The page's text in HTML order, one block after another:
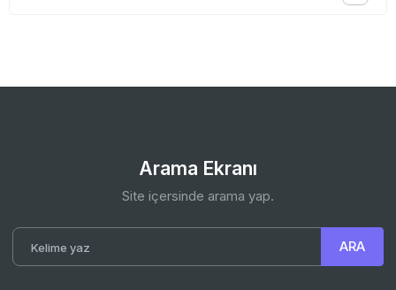
Arama Ekranı
Site içersinde arama yap.